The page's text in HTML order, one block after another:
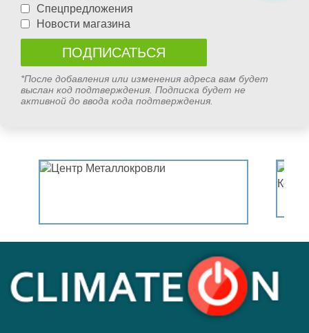
Спецпредложения
Новости магазина
*После добавления или изменения адреса вам будет
выслан код подтверждения. Подписка будет не
активной до ввода кода подтверждения.